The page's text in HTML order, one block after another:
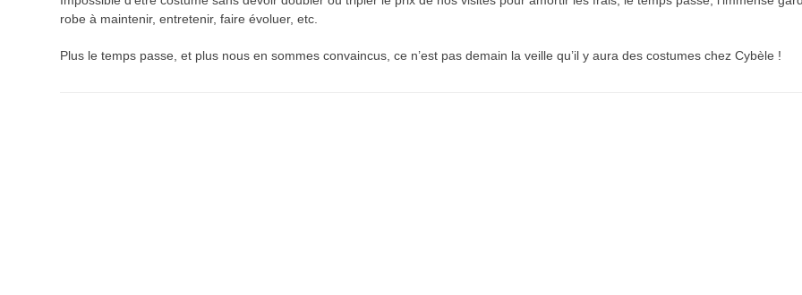
robe à maintenir, entretenir, faire évoluer, etc.
Plus le temps passe, et plus nous en sommes convaincus, ce n’est pas demain la veille qu’il y aura des costumes chez Cybèle !